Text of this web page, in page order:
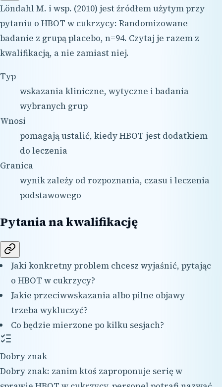
Löndahl M. i wsp. (2010) jest źródłem użytym przy
pytaniu o HBOT w cukrzycy: Randomizowane
badanie z grupą placebo, n=94. Czytaj je razem z
kwalifikacją, a nie zamiast niej.
Typ
wskazania kliniczne, wytyczne i badania
wybranych grup
Wnosi
pomagają ustalić, kiedy HBOT jest dodatkiem
do leczenia
Granica
wynik zależy od rozpoznania, czasu i leczenia
podstawowego
Pytania na kwalifikację
Jaki konkretny problem chcesz wyjaśnić, pytając
o HBOT w cukrzycy?
Jakie przeciwwskazania albo pilne objawy
trzeba wykluczyć?
Co będzie mierzone po kilku sesjach?
Dobry znak
Dobry znak: zanim ktoś zaproponuje serię w